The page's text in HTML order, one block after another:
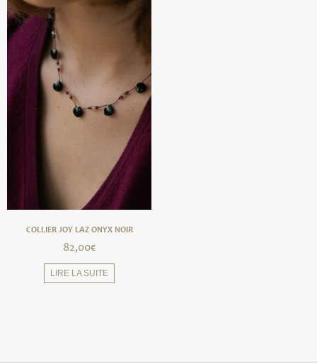
COLLIER JOY LAZ ONYX NOIR
82,00€
LIRE LA SUITE